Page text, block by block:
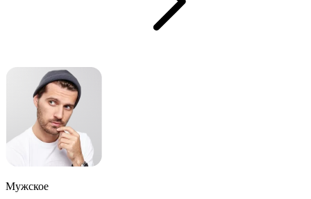
Мужское